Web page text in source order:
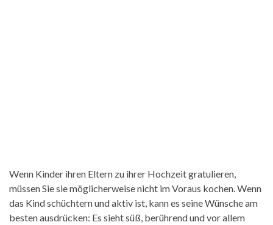
Wenn Kinder ihren Eltern zu ihrer Hochzeit gratulieren,
müssen Sie sie möglicherweise nicht im Voraus kochen. Wenn
das Kind schüchtern und aktiv ist, kann es seine Wünsche am
besten ausdrücken: Es sieht süß, berührend und vor allem